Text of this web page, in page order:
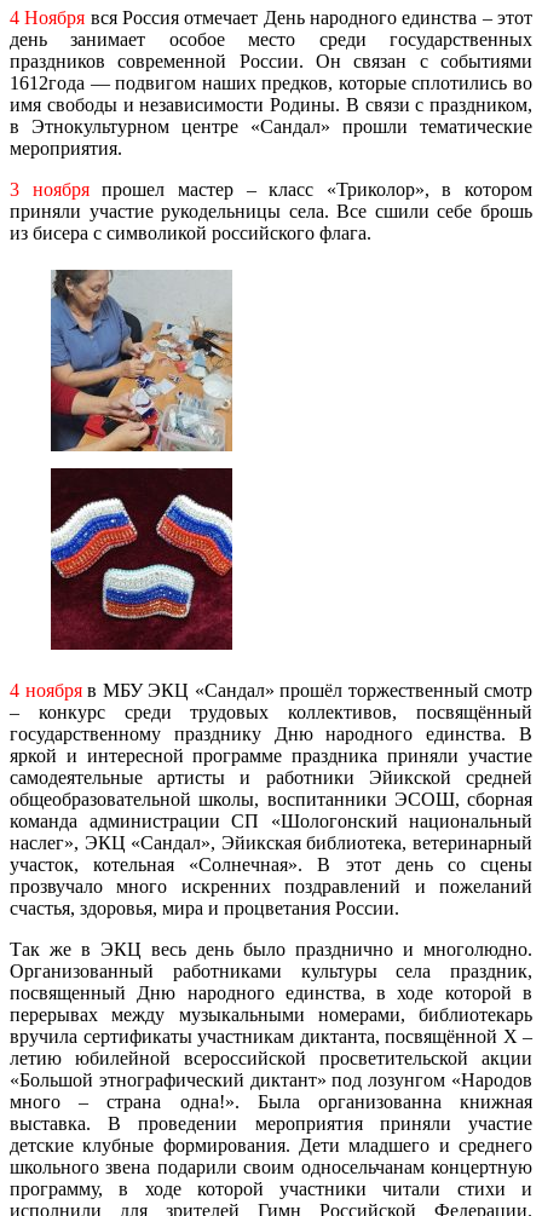
4 Ноября вся Россия отмечает День народного единства – этот
день занимает особое место среди государственных
праздников современной России. Он связан с событиями
1612года — подвигом наших предков, которые сплотились во
имя свободы и независимости Родины. В связи с праздником,
в Этнокультурном центре «Сандал» прошли тематические
мероприятия.
3 ноябряпрошел мастер – класс «Триколор», в котором
приняли участие рукодельницы села. Все сшили себе брошь
из бисера с символикой российского флага.
4 ноябряв МБУ ЭКЦ «Сандал» прошёл торжественный смотр
– конкурс среди трудовых коллективов, посвящённый
государственному празднику Дню народного единства. В
яркой и интересной программе праздника приняли участие
самодеятельные артисты и работники Эйикской средней
общеобразовательной школы, воспитанники ЭСОШ, сборная
команда администрации СП «Шологонский национальный
наслег», ЭКЦ «Сандал», Эйикская библиотека, ветеринарный
участок, котельная «Солнечная». В этот день со сцены
прозвучало много искренних поздравлений и пожеланий
счастья, здоровья, мира и процветания России.
Так же в ЭКЦ весь день было празднично и многолюдно.
Организованный работниками культуры села праздник,
посвященный Дню народного единства, в ходе которой в
перерывах между музыкальными номерами, библиотекарь
вручила сертификаты участникам диктанта, посвящённой Х –
летию юбилейной всероссийской просветительской акции
«Большой этнографический диктант» под лозунгом «Народов
много – страна одна!». Была организованна книжная
выставка. В проведении мероприятия приняли участие
детские клубные формирования. Дети младшего и среднего
школьного звена подарили своим односельчанам концертную
программу, в ходе которой участники читали стихи и
исполнили для зрителей Гимн Российской Федерации.